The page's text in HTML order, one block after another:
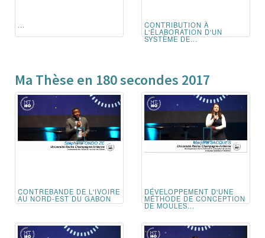
... CONTRIBUTION À
L'ÉLABORATION D'UN
SYSTÈME DE...
Ma Thèse en 180 secondes 2017
CONTREBANDE DE L'IVOIRE
AU NORD-EST DU GABON
DÉVELOPPEMENT D'UNE
MÉTHODE DE CONCEPTION
DE MOULES...